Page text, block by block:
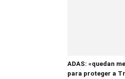
ADAS: «quedan
para proteger a